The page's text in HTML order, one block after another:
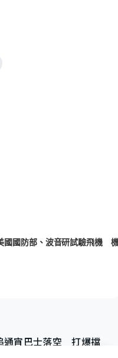
通宵巴士落空 打爆擋